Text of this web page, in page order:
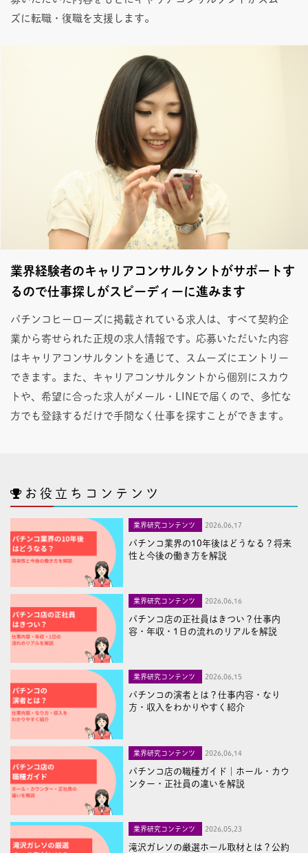
ズに転職・復職を支援します。
業界経験者のキャリアコンサルタントがサポートす
るので仕事探しがスピーディーに進みます
パチンコヒーローズに掲載されている求人は、すべて契約企
業から寄せられた正規の求人情報です。応募いただいた内容
はキャリアコンサルタントを通じて、スムーズにエントリー
できます。また、キャリアコンサルタントから個別にスカウ
トや、希望に合った求人がメール・LINEで届くので、多忙な
方でも登録するだけで手間なく仕事を探すことができます。
お役立ちコンテンツ
業界研究コンテンツ 2026,06,17
パチンコ業界の10年後はどうなる？将来
性と今後の働き方を解説
業界研究コンテンツ 2026,06,16
パチンコ店の正社員はきつい？仕事内
容・年収・1日の流れのリアルを解説
業界研究コンテンツ 2026,06,15
パチンコの演者とは？仕事内容・なり
方・収入をわかりやすく紹介
業界研究コンテンツ 2026,06,14
パチンコ店の職種ガイド｜ホール・カウ
ンター・正社員の違いを解説
業界研究コンテンツ 2026,05,23
滝沢ガレソの厳選ホール取材とは？公約